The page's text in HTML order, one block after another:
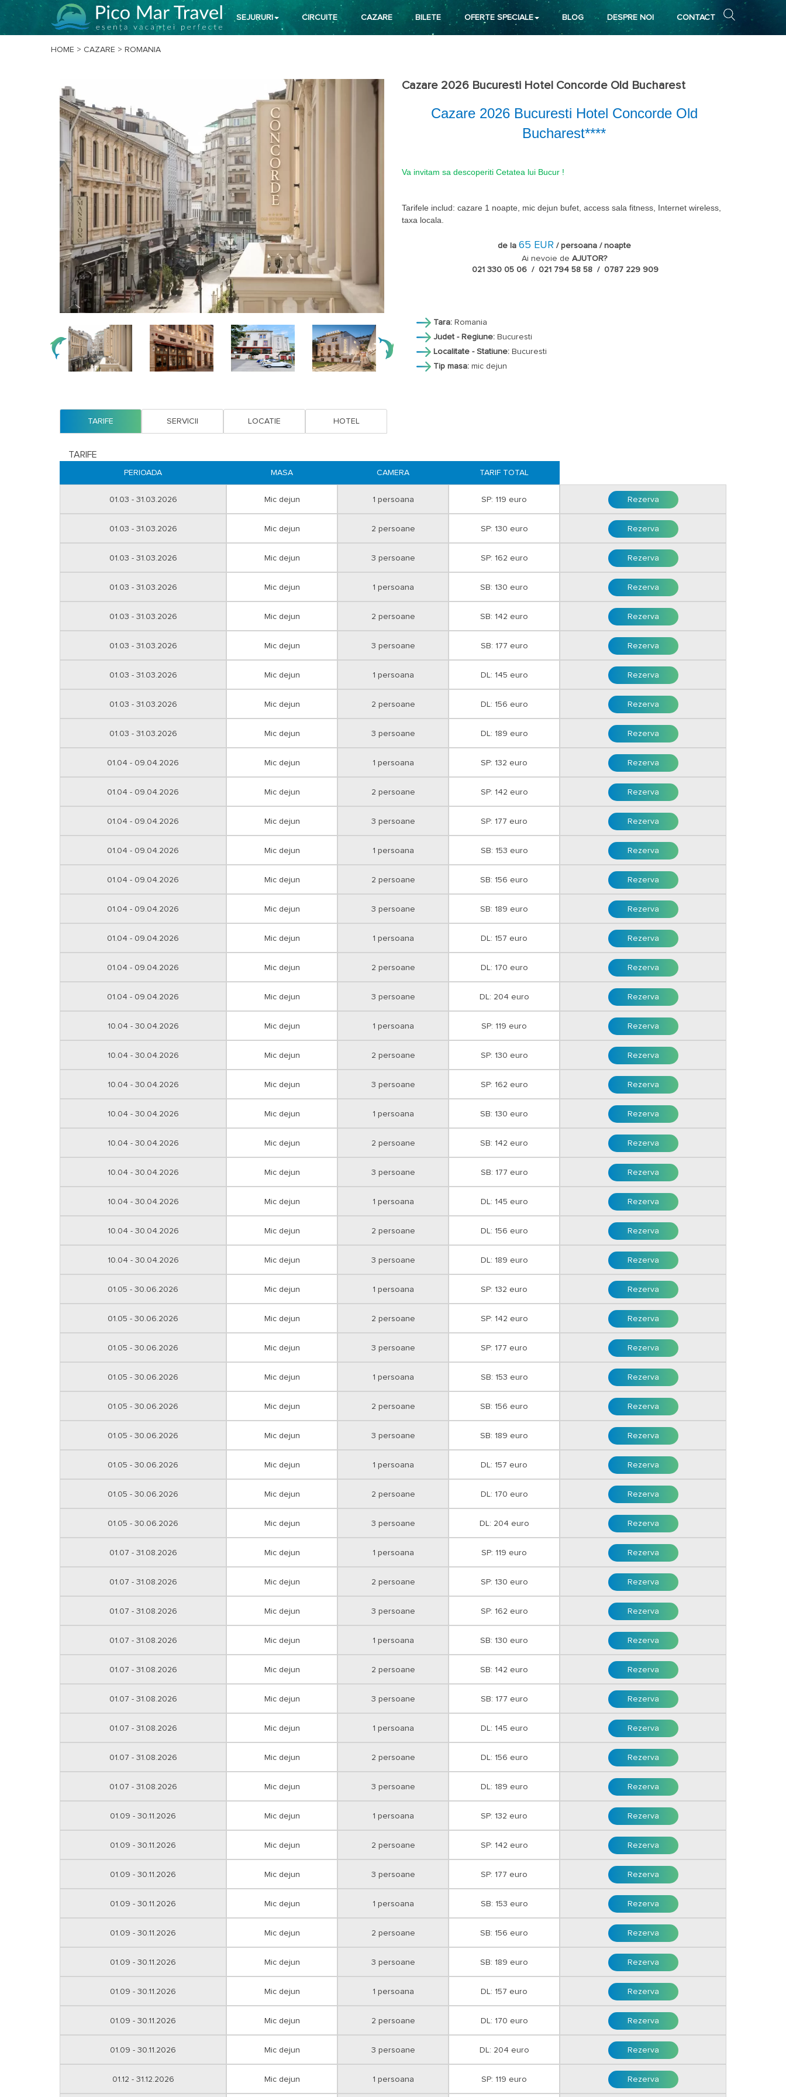
SEJURURI CIRCUITE CAZARE BILETE OFERTE SPECIALE BLOG DESPRE NOI CONTACT
HOME > CAZARE > ROMANIA
Cazare 2026 Bucuresti Hotel Concorde Old Bucharest
Cazare 2026 Bucuresti Hotel Concorde Old
Bucharest****
Va invitam sa descoperiti Cetatea lui Bucur !
Tarifele includ: cazare 1 noapte, mic dejun bufet, access sala fitness, Internet wireless,
taxa locala.
DL = camera Deluxe cu balcon.
Reducere copii:
- 1 copil 0-1,99 ani are gratuitate;
- 1 copil 2-5,99 ani achita 15 euro/zi fara pat suplimentar sau 20 euro/zi cu pat
suplimentar;
- 1 copil peste 6 ani achita 30 euro/zi.
iar diferenta se va achita cel tarziu cu 10 zile inaintea inceperii sejurului.
Optional transport, transferuri.
de la 65 EUR / persoana / noapte
Ai nevoie de AJUTOR?
021 330 05 06 / 021 794 58 58 / 0787 229 909
Tara: Romania
Judet - Regiune: Bucuresti
Localitate - Statiune: Bucuresti
Tip masa: mic dejun
TARIFE SERVICII LOCATIE HOTEL
TARIFE
PERIOADA MASA CAMERA TARIF TOTAL
01.03 - 31.03.2026 Mic dejun 1 persoana SP: 119 euro Rezerva
01.03 - 31.03.2026 Mic dejun 2 persoane SP: 130 euro Rezerva
01.03 - 31.03.2026 Mic dejun 3 persoane SP: 162 euro Rezerva
01.03 - 31.03.2026 Mic dejun 1 persoana SB: 130 euro Rezerva
01.03 - 31.03.2026 Mic dejun 2 persoane SB: 142 euro Rezerva
01.03 - 31.03.2026 Mic dejun 3 persoane SB: 177 euro Rezerva
01.03 - 31.03.2026 Mic dejun 1 persoana DL: 145 euro Rezerva
01.03 - 31.03.2026 Mic dejun 2 persoane DL: 156 euro Rezerva
01.03 - 31.03.2026 Mic dejun 3 persoane DL: 189 euro Rezerva
01.04 - 09.04.2026 Mic dejun 1 persoana SP: 132 euro Rezerva
01.04 - 09.04.2026 Mic dejun 2 persoane SP: 142 euro Rezerva
01.04 - 09.04.2026 Mic dejun 3 persoane SP: 177 euro Rezerva
01.04 - 09.04.2026 Mic dejun 1 persoana SB: 153 euro Rezerva
01.04 - 09.04.2026 Mic dejun 2 persoane SB: 156 euro Rezerva
01.04 - 09.04.2026 Mic dejun 3 persoane SB: 189 euro Rezerva
01.04 - 09.04.2026 Mic dejun 1 persoana DL: 157 euro Rezerva
01.04 - 09.04.2026 Mic dejun 2 persoane DL: 170 euro Rezerva
01.04 - 09.04.2026 Mic dejun 3 persoane DL: 204 euro Rezerva
10.04 - 30.04.2026 Mic dejun 1 persoana SP: 119 euro Rezerva
10.04 - 30.04.2026 Mic dejun 2 persoane SP: 130 euro Rezerva
10.04 - 30.04.2026 Mic dejun 3 persoane SP: 162 euro Rezerva
10.04 - 30.04.2026 Mic dejun 1 persoana SB: 130 euro Rezerva
10.04 - 30.04.2026 Mic dejun 2 persoane SB: 142 euro Rezerva
10.04 - 30.04.2026 Mic dejun 3 persoane SB: 177 euro Rezerva
10.04 - 30.04.2026 Mic dejun 1 persoana DL: 145 euro Rezerva
10.04 - 30.04.2026 Mic dejun 2 persoane DL: 156 euro Rezerva
10.04 - 30.04.2026 Mic dejun 3 persoane DL: 189 euro Rezerva
01.05 - 30.06.2026 Mic dejun 1 persoana SP: 132 euro Rezerva
01.05 - 30.06.2026 Mic dejun 2 persoane SP: 142 euro Rezerva
01.05 - 30.06.2026 Mic dejun 3 persoane SP: 177 euro Rezerva
01.05 - 30.06.2026 Mic dejun 1 persoana SB: 153 euro Rezerva
01.05 - 30.06.2026 Mic dejun 2 persoane SB: 156 euro Rezerva
01.05 - 30.06.2026 Mic dejun 3 persoane SB: 189 euro Rezerva
01.05 - 30.06.2026 Mic dejun 1 persoana DL: 157 euro Rezerva
01.05 - 30.06.2026 Mic dejun 2 persoane DL: 170 euro Rezerva
01.05 - 30.06.2026 Mic dejun 3 persoane DL: 204 euro Rezerva
01.07 - 31.08.2026 Mic dejun 1 persoana SP: 119 euro Rezerva
01.07 - 31.08.2026 Mic dejun 2 persoane SP: 130 euro Rezerva
01.07 - 31.08.2026 Mic dejun 3 persoane SP: 162 euro Rezerva
01.07 - 31.08.2026 Mic dejun 1 persoana SB: 130 euro Rezerva
01.07 - 31.08.2026 Mic dejun 2 persoane SB: 142 euro Rezerva
01.07 - 31.08.2026 Mic dejun 3 persoane SB: 177 euro Rezerva
01.07 - 31.08.2026 Mic dejun 1 persoana DL: 145 euro Rezerva
01.07 - 31.08.2026 Mic dejun 2 persoane DL: 156 euro Rezerva
01.07 - 31.08.2026 Mic dejun 3 persoane DL: 189 euro Rezerva
01.09 - 30.11.2026 Mic dejun 1 persoana SP: 132 euro Rezerva
01.09 - 30.11.2026 Mic dejun 2 persoane SP: 142 euro Rezerva
01.09 - 30.11.2026 Mic dejun 3 persoane SP: 177 euro Rezerva
01.09 - 30.11.2026 Mic dejun 1 persoana SB: 153 euro Rezerva
01.09 - 30.11.2026 Mic dejun 2 persoane SB: 156 euro Rezerva
01.09 - 30.11.2026 Mic dejun 3 persoane SB: 189 euro Rezerva
01.09 - 30.11.2026 Mic dejun 1 persoana DL: 157 euro Rezerva
01.09 - 30.11.2026 Mic dejun 2 persoane DL: 170 euro Rezerva
01.09 - 30.11.2026 Mic dejun 3 persoane DL: 204 euro Rezerva
01.12 - 31.12.2026 Mic dejun 1 persoana SP: 119 euro Rezerva